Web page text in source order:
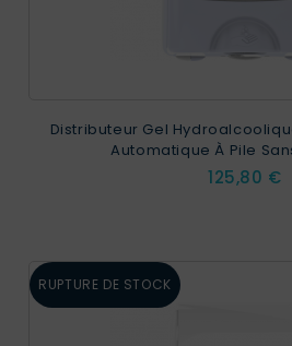
Distributeur Gel
Automatique À Pile
Prix
125,80 €
RUPTURE DE STOCK